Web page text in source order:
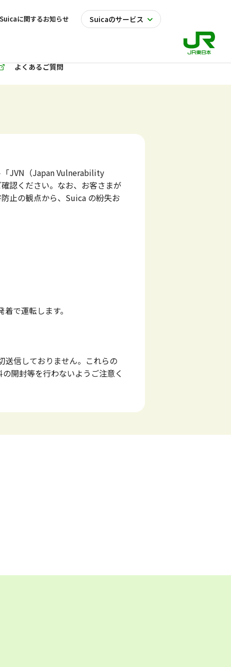
よくあるご質問
Suicaのサービス
Suicaに関するお知らせ
「JVN（Japan Vulnerability
認ください。なお、お客さまが
止の観点から、Suica の紛失お
で運転します。
送信しておりません。これらの
開封等を行わないようご注意く